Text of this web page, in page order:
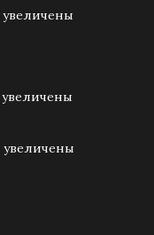
увеличены
увеличены
увеличены